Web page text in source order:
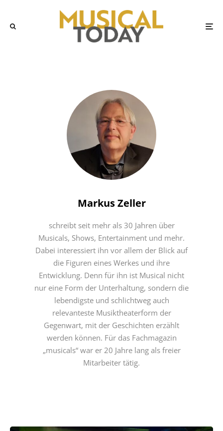
Markus Zeller
schreibt seit mehr als 30 Jahren über
Musicals, Shows, Entertainment und mehr.
Dabei interessiert ihn vor allem der Blick auf
die Figuren eines Werkes und ihre
Entwicklung. Denn für ihn ist Musical nicht
nur eine Form der Unterhaltung, sondern die
lebendigste und schlichtweg auch
relevanteste Musiktheaterform der
Gegenwart, mit der Geschichten erzählt
werden können. Für das Fachmagazin
„musicals“ war er 20 Jahre lang als freier
Mitarbeiter tätig.